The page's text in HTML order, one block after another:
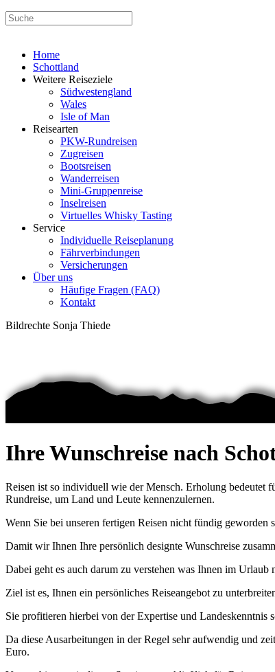
Home
Schottland
Weitere Reiseziele
Südwestengland
Wales
Isle of Man
Reisearten
PKW-Rundreisen
Zugreisen
Bootsreisen
Wanderreisen
Mini-Gruppenreise
Inselreisen
Virtuelles Whisky Tasting
Service
Individuelle Reiseplanung
Fährverbindungen
Versicherungen
Über uns
Häufige Fragen (FAQ)
Kontakt
Bildrechte Sonja Thiede
Ihre Wunschreise nach
Reisen ist so individuell wie der Mensch. Erholung bedeutet
Rundreise, um Land und Leute kennenzulernen.
Wenn Sie bei unseren fertigen Reisen nicht fündig
Damit wir Ihnen Ihre persönlich designte Wunschreise
Dabei geht es auch darum zu verstehen was Ihnen im
Ziel ist es, Ihnen ein persönliches Reiseangebot zu
Sie profitieren hierbei von der Expertise und Landeskenntnis
Da diese Ausarbeitungen in der Regel sehr aufwendig und
Euro.